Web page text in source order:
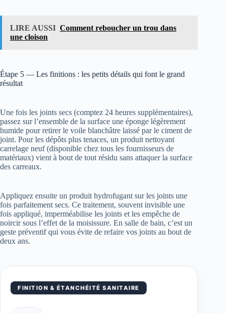
LIRE AUSSI Comment reboucher un trou dans
une cloison
Étape 5 — Les finitions : les petits détails qui font le grand
résultat
Une fois les joints secs (comptez 24 heures supplémentaires),
passez sur l’ensemble de la surface une éponge légèrement
humide pour retirer le voile blanchâtre laissé par le ciment de
joint. Pour les dépôts plus tenaces, un produit nettoyant
carrelage neuf (disponible chez tous les fournisseurs de
matériaux) vient à bout de tout résidu sans attaquer la surface
des carreaux.
Appliquez ensuite un produit hydrofugant sur les joints une
fois parfaitement secs. Ce traitement, souvent invisible une
fois appliqué, imperméabilise les joints et les empêche de
noircir sous l’effet de la moisissure. En salle de bain, c’est un
geste préventif qui vous évite de refaire vos joints au bout de
deux ans.
FINITION & ÉTANCHÉITÉ SANITAIRE